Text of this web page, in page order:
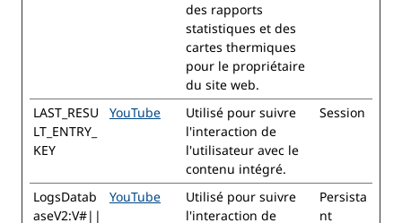
des rapports
statistiques et des
cartes thermiques
pour le propriétaire
du site web.
LAST_RESU
LT_ENTRY_
KEY
YouTube
Utilisé pour suivre
l'interaction de
l'utilisateur avec le
contenu intégré.
Session
LogsDatab
aseV2:V#||
YouTube
Utilisé pour suivre
l'interaction de
Persista
nt